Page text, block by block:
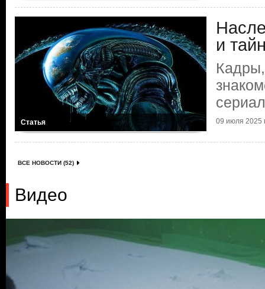
Статья
и
09 июля 2025
ВСЕ НОВОСТИ (52)
Видео